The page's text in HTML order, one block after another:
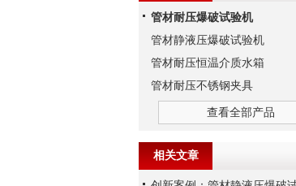
管材耐压爆破试验机
管材静液压爆破试验机
管材耐压恒温介质水箱
管材耐压不锈钢夹具
查看全部产品
相关文章